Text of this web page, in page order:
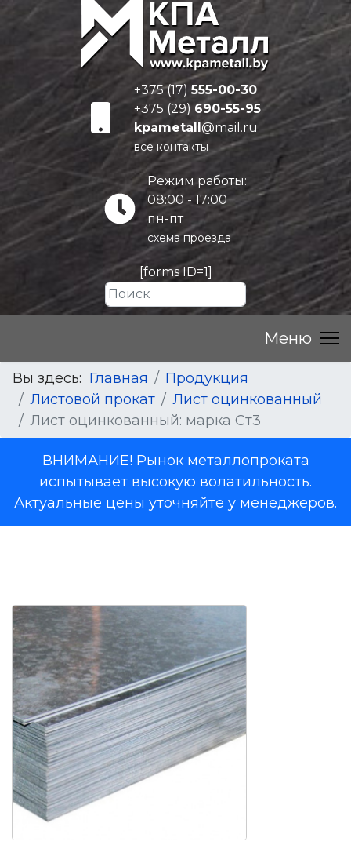
+375 (17)555-00-30
+375 (29) 690-55-95
kpametall@mail.ru
все контакты
Режим работы:
08:00 - 17:00
пн-пт
схема проезда
[forms ID=1]
Вы здесь: Главная
Продукция
Листовой прокат
Лист оцинкованный
Лист оцинкованный: марка Ст3
ВНИМАНИЕ! Рынок металлопроката
испытывает высокую волатильность.
Актуальные цены уточняйте у менеджеров.